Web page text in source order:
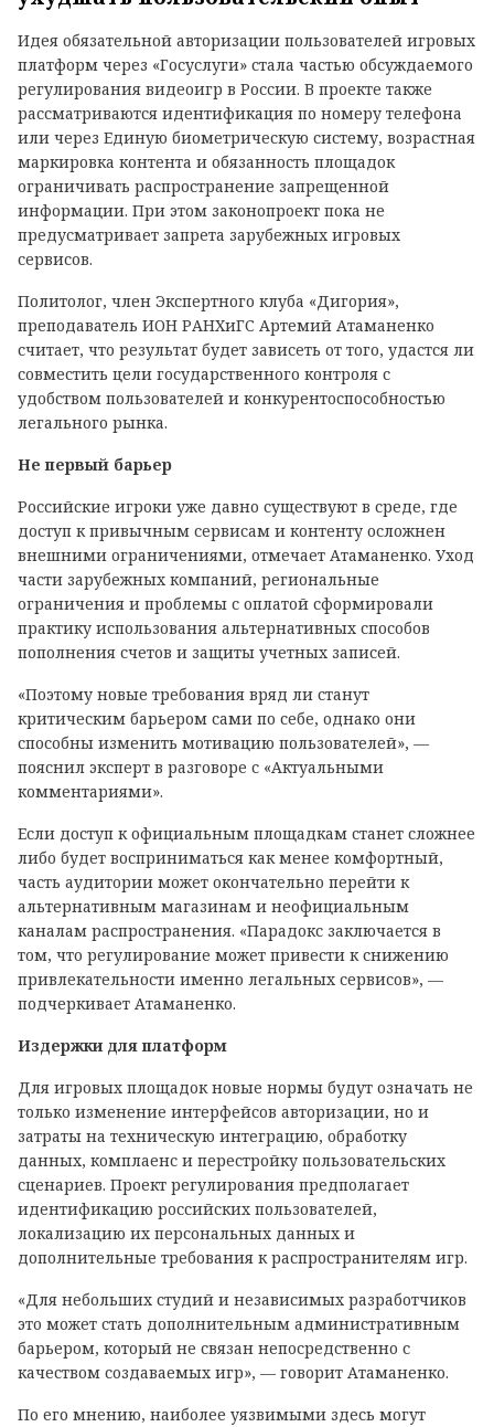
Идея обязательной авторизации пользователей игровых
платформ через «Госуслуги» стала частью обсуждаемого
регулирования видеоигр в России. В проекте также
рассматриваются идентификация по номеру телефона
или через Единую биометрическую систему, возрастная
маркировка контента и обязанность площадок
ограничивать распространение запрещенной
информации. При этом законопроект пока не
предусматривает запрета зарубежных игровых
сервисов.
Политолог, член Экспертного клуба «Дигория»,
преподаватель ИОН РАНХиГС Артемий Атаманенко
считает, что результат будет зависеть от того, удастся ли
совместить цели государственного контроля с
удобством пользователей и конкурентоспособностью
легального рынка.
Не первый барьер
Российские игроки уже давно существуют в среде, где
доступ к привычным сервисам и контенту осложнен
внешними ограничениями, отмечает Атаманенко. Уход
части зарубежных компаний, региональные
ограничения и проблемы с оплатой сформировали
практику использования альтернативных способов
пополнения счетов и защиты учетных записей.
«Поэтому новые требования вряд ли станут
критическим барьером сами по себе, однако они
способны изменить мотивацию пользователей», —
пояснил эксперт в разговоре с «Актуальными
комментариями».
Если доступ к официальным площадкам станет сложнее
либо будет восприниматься как менее комфортный,
часть аудитории может окончательно перейти к
альтернативным магазинам и неофициальным
каналам распространения. «Парадокс заключается в
том, что регулирование может привести к снижению
привлекательности именно легальных сервисов», —
подчеркивает Атаманенко.
Издержки для платформ
Для игровых площадок новые нормы будут означать не
только изменение интерфейсов авторизации, но и
затраты на техническую интеграцию, обработку
данных, комплаенс и перестройку пользовательских
сценариев. Проект регулирования предполагает
идентификацию российских пользователей,
локализацию их персональных данных и
дополнительные требования к распространителям игр.
«Для небольших студий и независимых разработчиков
это может стать дополнительным административным
барьером, который не связан непосредственно с
качеством создаваемых игр», — говорит Атаманенко.
По его мнению, наиболее уязвимыми здесь могут